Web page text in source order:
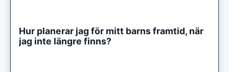
Hur planerar jag för mitt barns framtid, när
jag inte längre finns?